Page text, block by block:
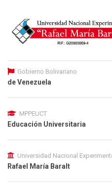
Gobierno Bolivariano
de Venezuela
MPPEUCT
Educación Universitaria
Universidad Nacional
Rafael María Baralt